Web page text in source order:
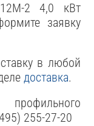
2 4,0 кВт
заявку
в любой
доставка.
255-27-20